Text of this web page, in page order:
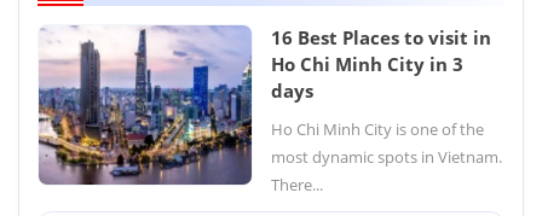
16 Best Places to visit in
Ho Chi Minh City in 3
days
Ho Chi Minh City is one of the
most dynamic spots in Vietnam.
There...